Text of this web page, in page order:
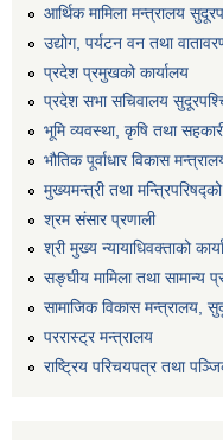
आर्थिक मामिला मन्त्रालय
उद्योग, पर्यटन वन तथा
प्रदेश प्रमुखको कार्यालय
प्रदेश सभा सचिवालय
भूमि व्यवस्था, कृषि तथा
भौतिक पूर्वाधार विकास
मुख्यमन्त्री तथा
श्रम संसार प्रणाली
श्री मुख्य न्यायाधिवक्ताको
सङ्‍घीय मामिला तथा सामान्य
सामाजिक विकास मन्त्रालय,
पररास्ट्र मन्त्रालय
राष्ट्रिय परिचयपत्र तथा